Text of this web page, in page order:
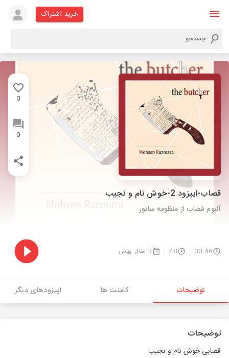
خرید اشتراک
0
0
قصاب-اپیزود 2-خوش نام و نجیب
آلبوم قصاب از منظومه ساتور
00:46
48 3 سال پیش
توضیحات کامنت ها اپیزودهای دیگر
توضیحات
قصابی خوش نام و نجیب